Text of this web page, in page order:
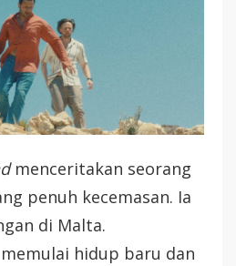
menceritakan seorang
penuh kecemasan. Ia
di Malta.
hidup baru dan